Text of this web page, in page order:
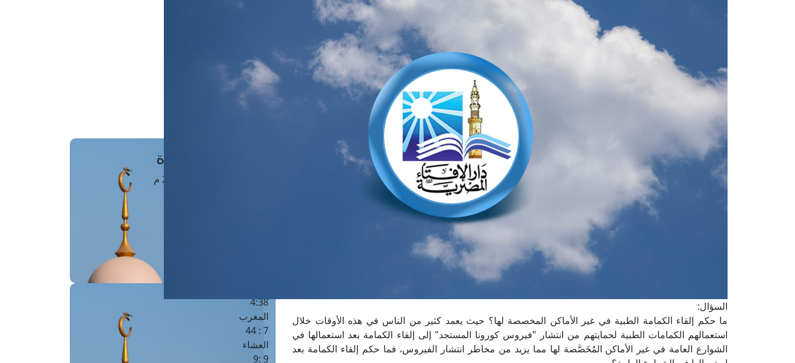
السؤال:
ما حكم إلقاء الكمامة الطبية في غير الأماكن المخصصة لها؟ حيث يعمد كثير من الناس في هذه الأوقات خلال
استعمالهم الكمامات الطبية لحمايتهم من انتشار "فيروس كورونا المستجد" إلى إلقاء الكمامة بعد استعمالها في
الشوارع العامة في غير الأماكن المُخَصَّصة لها مما يزيد من مخاطر انتشار الفيروس، فما حكم إلقاء الكمامة بعد
حجز موعد
مَواقِيتُ الصَّـــلاة
4:38
المغرب
7 : 44
العشاء
9 :9